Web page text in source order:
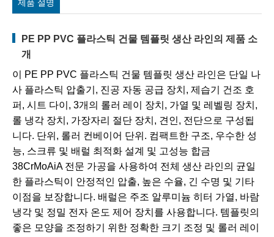
제품 설명
PE PP PVC 플라스틱 건물 템플릿 생산 라인의 제품 소
개
이 PE PP PVC 플라스틱 건물 템플릿 생산 라인은 단일 나
사 플라스틱 압출기, 진공 자동 공급 장치, 제습기 건조 호
퍼, 시트 다이, 3개의 롤러 레이 장치, 가열 및 레벨링 장치,
롤 냉각 장치, 가장자리 절단 장치, 견인, ​​전단으로 구성됩
니다. 단위, 롤러 컨베이어 단위. 컴팩트한 구조, 우수한 성
능, 스크류 및 배럴 최적화 설계 및 고성능 합금
38CrMoAiA 전문 가공을 사용하여 전체 생산 라인의 균일
한 플라스틱이 안정적인 압출, 높은 수율, 긴 수명 및 기타
이점을 보장합니다. 배럴은 주조 알루미늄 히터 가열, 바람
냉각 및 정밀 전자 온도 제어 장치를 사용합니다. 템플릿의
좋은 모양을 조정하기 위한 정확한 크기 조정 및 롤러 레이